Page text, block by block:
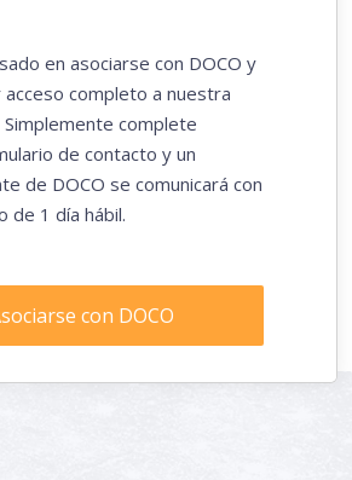
en asociarse con DOCO y
completo a nuestra
complete
de contacto y un
de DOCO se comunicará con
de 1 día hábil.
con DOCO